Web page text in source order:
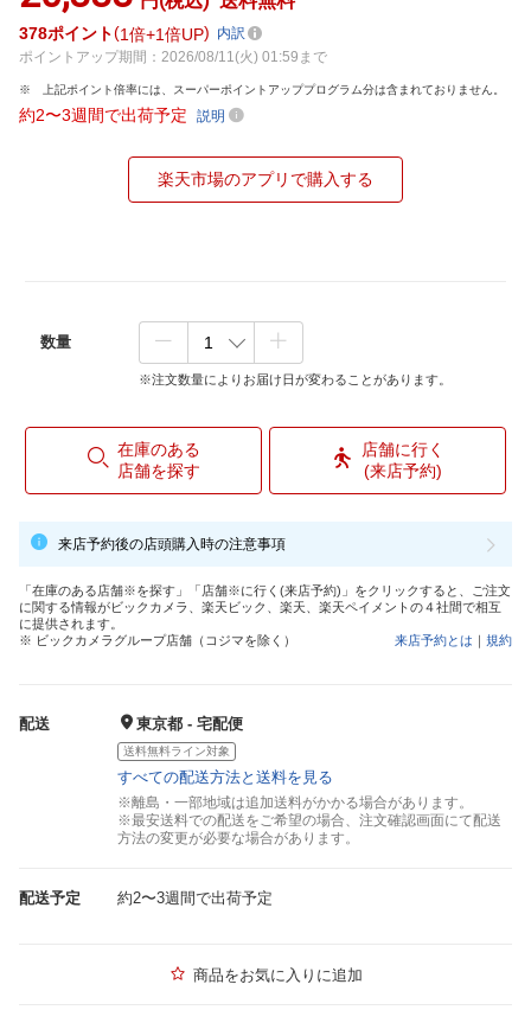
378ポイント 1倍 1倍UP
内訳
ポイントアップ期間：2026/08/11(火) 01:59まで
上記ポイント倍率には、スーパーポイントアッププログラム分は含まれておりません。
約2〜3週間で出荷予定 説明
楽天市場のアプリで購入する
数量
※注文数量によりお届け日が変わることがあります。
在庫のある
店舗を探す
店舗に行く
(来店予約)
来店予約後の店頭購入時の注意事項
「在庫のある店舗※を探す」「店舗※に行く(来店予約)」をクリックすると、ご注文
に関する情報がビックカメラ、楽天ビック、楽天、楽天ペイメントの４社間で相互
に提供されます。
※ ビックカメラグループ店舗（コジマを除く）
来店予約とは ｜ 規約
配送 東京都 - 宅配便
送料無料ライン対象
すべての配送方法と送料を見る
※離島・一部地域は追加送料がかかる場合があります。
※最安送料での配送をご希望の場合、注文確認画面にて配送
方法の変更が必要な場合があります。
配送予定 約2〜3週間で出荷予定
商品をお気に入りに追加